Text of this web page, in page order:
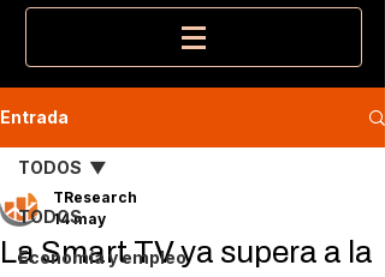
Entrada
TODOS
Economía y empleo
TODOS
La Smart TV ya supera a la
TResearch
14 may